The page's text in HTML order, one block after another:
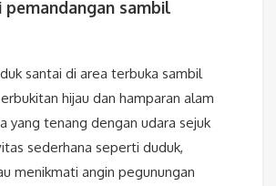
pemandangan sambil
santai di area terbuka sambil
hijau dan hamparan alam
yang tenang dengan udara sejuk
sederhana seperti duduk,
menikmati angin pegunungan